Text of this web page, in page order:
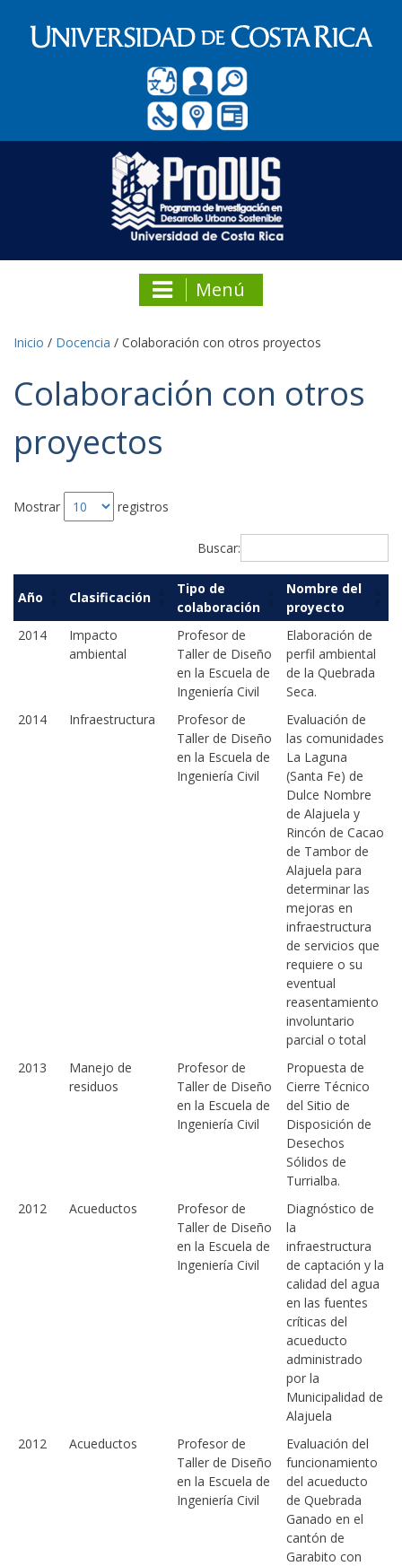
Menú
Inicio / Docencia / Colaboración con otros proyectos
Colaboración con otros
proyectos
Mostrar registros
Buscar:
Año Clasificación
Tipo de
colaboración
Nombre del
proyecto
Año
Clasificación
Tipo de
colaboración
Nombre del
proyecto
2014
Impacto
ambiental
Profesor de
Taller de Diseño
en la Escuela de
Ingeniería Civil
Elaboración de
perfil ambiental
de la Quebrada
Seca.
2014
Infraestructura
Profesor de
Taller de Diseño
en la Escuela de
Ingeniería Civil
Evaluación de
las comunidades
La Laguna
(Santa Fe) de
Dulce Nombre
de Alajuela y
Rincón de Cacao
de Tambor de
Alajuela para
determinar las
mejoras en
infraestructura
de servicios que
requiere o su
eventual
reasentamiento
involuntario
parcial o total
2013
Manejo de
residuos
Profesor de
Taller de Diseño
en la Escuela de
Ingeniería Civil
Propuesta de
Cierre Técnico
del Sitio de
Disposición de
Desechos
Sólidos de
Turrialba.
2012
Acueductos
Profesor de
Taller de Diseño
en la Escuela de
Ingeniería Civil
Diagnóstico de
la
infraestructura
de captación y la
calidad del agua
en las fuentes
críticas del
acueducto
administrado
por la
Municipalidad de
Alajuela
2012
Acueductos
Profesor de
Taller de Diseño
en la Escuela de
Ingeniería Civil
Evaluación del
funcionamiento
del acueducto
de Quebrada
Ganado en el
cantón de
Garabito con